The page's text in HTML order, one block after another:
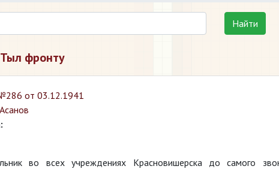
Найти
Тыл фронту
от 03.12.1941
во всех учреждениях Красновишерска до самого